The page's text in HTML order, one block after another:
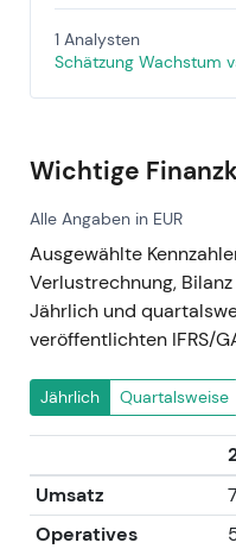
1 Analysten
Schätzung Wachstum
Wichtige
Alle Angaben in EUR
Ausgewählte
Verlustrechnung,
Jährlich und
veröffentlichten IFRS/
Jährlich Quartalsweise
Umsatz
Operatives